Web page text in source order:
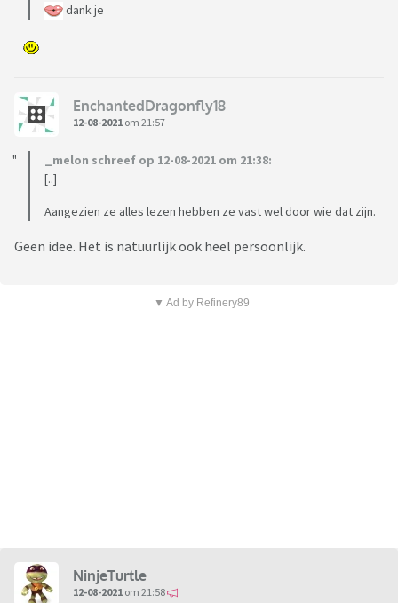
dank je
EnchantedDragonfly18
12-08-2021 om 21:57
_melon schreef op 12-08-2021 om 21:38:
[..]
Aangezien ze alles lezen hebben ze vast wel door wie dat zijn.
Geen idee. Het is natuurlijk ook heel persoonlijk.
▼ Ad by Refinery89
NinjeTurtle
12-08-2021 om 21:58